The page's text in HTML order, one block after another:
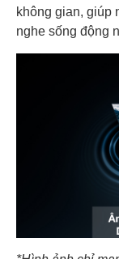
không gian, giúp
nghe sống động